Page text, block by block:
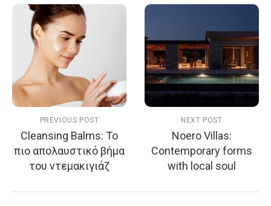
PREVIOUS POST
Cleansing Balms: Το
πιο απολαυστικό βήμα
του ντεμακιγιάζ
NEXT POST
Noero Villas:
Contemporary forms
with local soul